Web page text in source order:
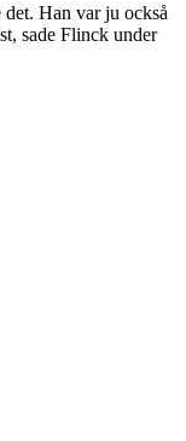
det. Han var ju också
sade Flinck under